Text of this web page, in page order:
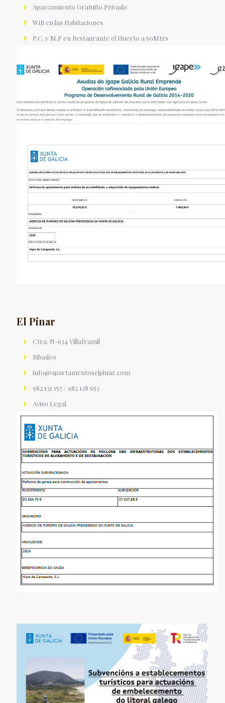
Aparcamiento Gratuito Privado
Wifi en las Habitaciones
P.C. y M.P en Restaurante el Huerto a 50Mtrs
El Pinar
Ctra. N-634 Villaframil
Ribadeo
info@apartamentoselpinar.com
982 131 157 / 982 128 653
Aviso Legal